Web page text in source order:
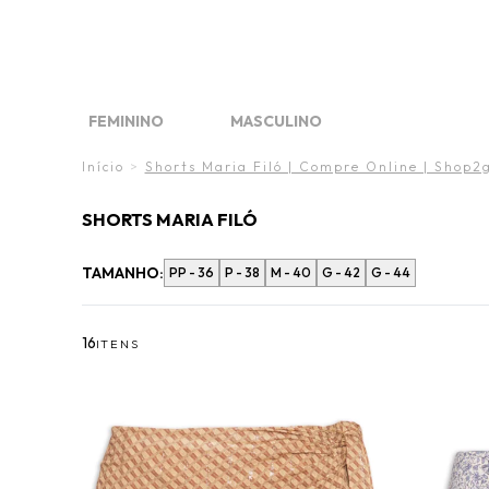
FEMININO MASCULINO
FINAL LIQUIDA WHAT´S NEW MARCAS
FINAL LIQUIDA WHAT'S NEW MARCAS
Início > Shorts Maria Filó | Compre Online |
SHORTS MARIA FILÓ
TAMANHO: PP - 36 P - 38 M - 40 G - 42 G - 44
16ITENS